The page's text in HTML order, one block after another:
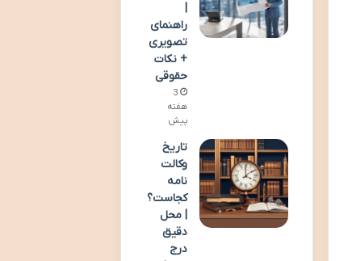
|
راهنمای
تصویری
+ نکات
حقوقی
3
هفته
پیش
تاریخ
وکالت
نامه
کجاست؟
| محل
دقیق
درج